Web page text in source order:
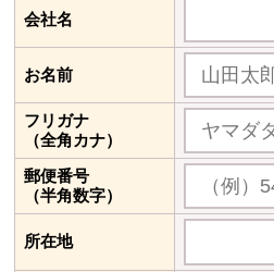
会社名
お名前
フリガナ
（全角カナ）
郵便番号
（半角数字）
所在地